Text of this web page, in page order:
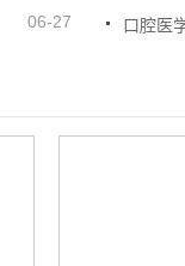
06-27
口腔医